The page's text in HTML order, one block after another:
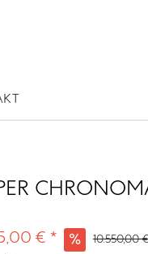
€ * 10.550,00